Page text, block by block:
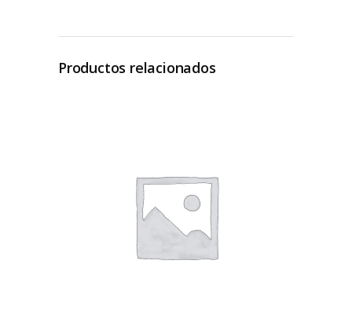
Productos relacionados